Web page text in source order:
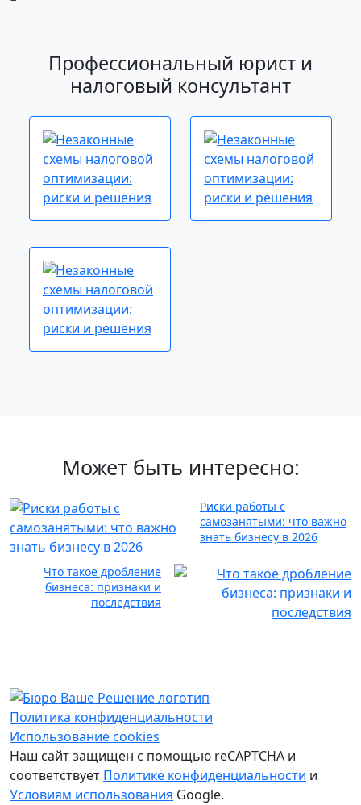
Профессиональный юрист и
налоговый консультант
Может быть интересно:
Риски работы с
самозанятыми: что важно
знать бизнесу в 2026
Что такое дробление
бизнеса: признаки и
последствия
Политика конфиденциальности
Использование cookies
Наш сайт защищен с помощью reCAPTCHA и
соответствует Политике конфиденциальности и
Условиям использования Google.